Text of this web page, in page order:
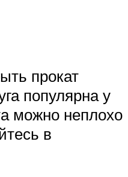
прокат
популярна у
можно неплохо
в